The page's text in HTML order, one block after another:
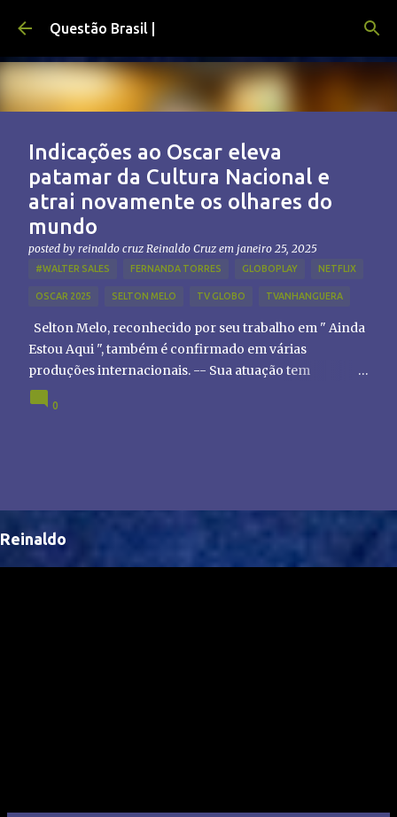
Pular para o conteúdo principal
Questão Brasil |
Indicações ao Oscar eleva
patamar da Cultura Nacional e
atrai novamente os olhares do
mundo
posted by reinaldo cruz Reinaldo Cruz em janeiro 25, 2025
#WALTER SALES FERNANDA TORRES GLOBOPLAY NETFLIX
OSCAR 2025 SELTON MELO TV GLOBO TVANHANGUERA
Selton Melo, reconhecido por seu trabalho em " Ainda
Estou Aqui ", também é confirmado em várias
produções internacionais. -- Sua atuação tem
chamado atenção de diretores e produtores fora do
Brasil, abrindo portas para novas oportunidades no
0
Reinaldo